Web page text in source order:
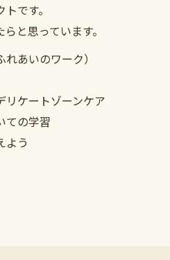
です。
と思っています。
あいのワーク）
ケートゾーンケア
の学習
う